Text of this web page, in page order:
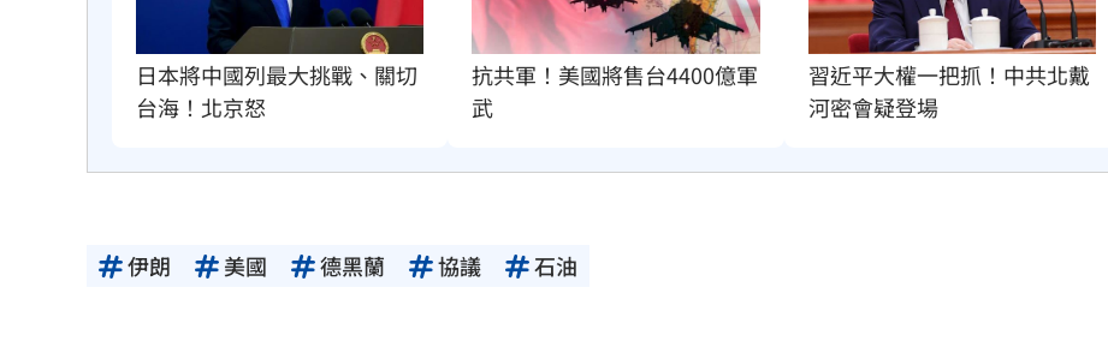
日本將中國列最大挑戰、關切
台海！北京怒
抗共軍！美國將售台4400億軍
武
習近平大權一把抓！中共北戴
河密會疑登場
伊朗 美國 德黑蘭 協議 石油